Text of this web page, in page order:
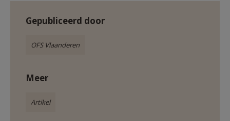
Gepubliceerd door
OFS Vlaanderen
Meer
Artikel